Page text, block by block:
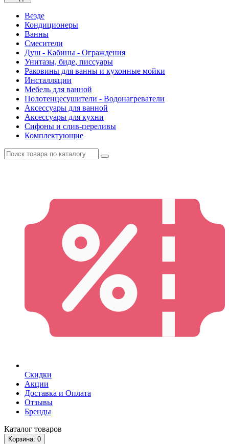
Везде
Кондиционеры
Ванны
Смесители
Душ - Кабины - Ограждения
Унитазы, биде, писсуары
Раковины для ванны и кухонные мойки
Инсталляции
Мебель для ванной
Полотенцесушители - Водонагреватели
Аксессуары для ванной
Аксессуары для кухни
Сифоны и слив-переливы
Комплектующие
Скидки
Акции
Доставка и Оплата
Отзывы
Бренды
Каталог товаров
Корзина: 0